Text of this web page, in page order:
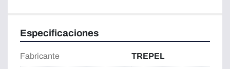
Especificaciones
Fabricante TREPEL